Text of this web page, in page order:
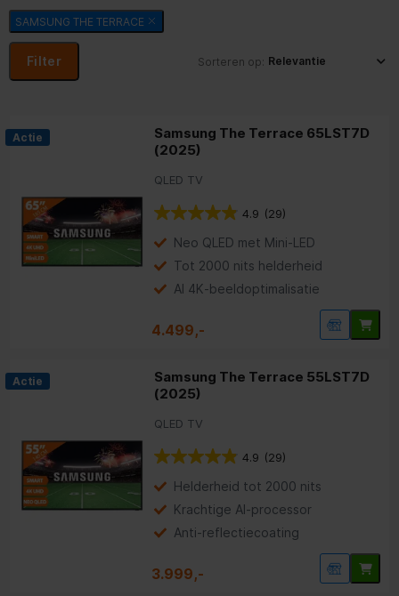
Kijk je graag films of voetbalwedstrijden in de beste beeldkwaliteit?
Bekijk dan onze 4K Ultra HD Televisies of 8K Ultra HD Televisies. Wil je
graag weten welke tv past bij jouw wensen? Bekijk dan onze
adviespagina '
Welke tv moet je kopen?'. Wil je alleen kiezen uit de
Philips | TCL
Populaire beeldformaten:
75 inch tv's 65 inch tv's |55 inch tv's 50 inch tv's
Tv-aanbiedingen
Keuzehulp
televisies
Beantwoord een paar
vragen en ontdek de
perfecte televisie voor
SAMSUNG THE TERRACE
Filter Sorteren op:
Actie
Samsung The Terrace 65LST7D
(2025)
QLED TV
4.9 (29)
Neo QLED met Mini-LED
Tot 2000 nits helderheid
AI 4K‑beeldoptimalisatie
4.499,-
Actie
Samsung The Terrace 55LST7D
(2025)
QLED TV
4.9 (29)
Helderheid tot 2000 nits
Krachtige AI‑processor
Anti‑reflectiecoating
3.999,-